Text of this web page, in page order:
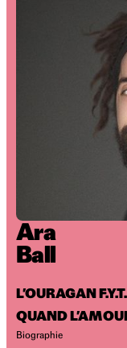
Ara
Ball
L’OURAGAN F.Y.T.
QUAND
Biographie